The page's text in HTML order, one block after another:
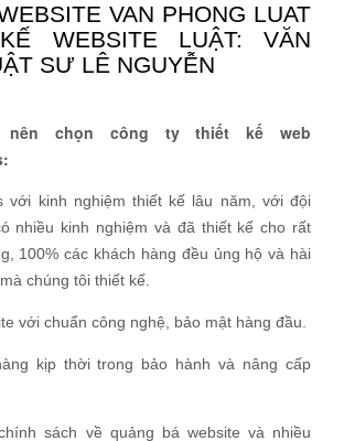
VAN PHONG LUAT
WEBSITE LUẬT: VĂN
SƯ LÊ NGUYỄN
nên chọn công ty thiết kế web
với kinh nghiệm thiết kế lâu năm, với đội
nhiều kinh nghiệm và đã thiết kế cho rất
100% các khách hàng đều ủng hộ và hài
chúng tôi thiết kế.
với chuẩn công nghệ, bảo mật hàng đầu.
kịp thời trong bảo hành và nâng cấp
sách về quảng bá website và nhiều